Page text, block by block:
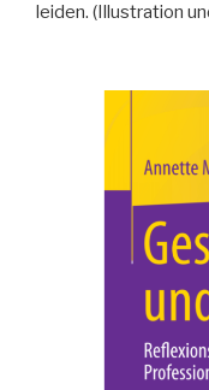
leiden. (Illustration